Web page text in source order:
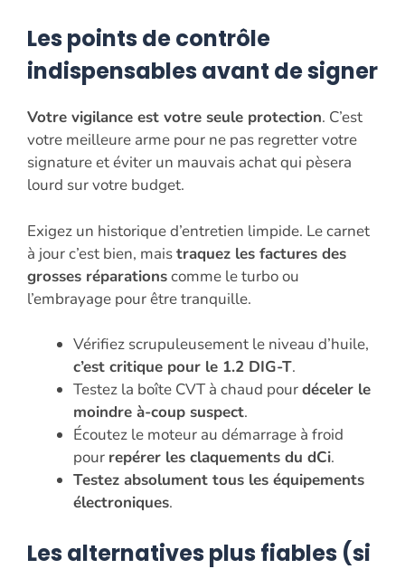
Les points de contrôle
indispensables avant de signer
Votre vigilance est votre seule protection. C’est
votre meilleure arme pour ne pas regretter votre
signature et éviter un mauvais achat qui pèsera
lourd sur votre budget.
Exigez un historique d’entretien limpide. Le carnet
à jour c’est bien, maistraquez les factures des
grosses réparationscomme le turbo ou
l’embrayage pour être tranquille.
Vérifiez scrupuleusement le niveau d’huile,
c’est critique pour le 1.2 DIG-T.
Testez la boîte CVT à chaud pourdéceler le
moindre à-coup suspect.
Écoutez le moteur au démarrage à froid
pour repérer les claquements du dCi.
Testez absolument tous les équipements
électroniques.
Les alternatives plus fiables (si